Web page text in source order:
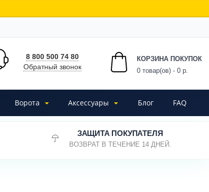
8 800 500 74 80
Обратный звонок
КОРЗИНА ПОКУПОК
0 товар(ов) - 0 р.
Ворота Аксессуары Блог FAQ
ЗАЩИТА ПОКУПАТЕЛЯ
ВОЗВРАТ В ТЕЧЕНИЕ 14 ДНЕЙ.